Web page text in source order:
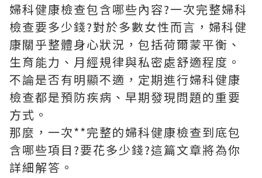
婦科健康檢查包含哪些內容?一次完整婦科
檢查要多少錢?對於多數女性而言，婦科健
康關乎整體身心狀況，包括荷爾蒙平衡、
生育能力、月經規律與私密處舒適程度。
不論是否有明顯不適，定期進行婦科健康
檢查都是預防疾病、早期發現問題的重要
方式。
那麼，一次**完整的婦科健康檢查到底包
含哪些項目?要花多少錢?這篇文章將為你
詳細解答。